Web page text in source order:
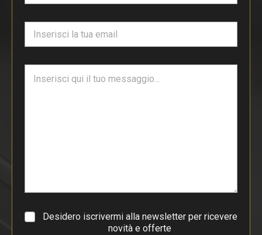
m
a
g
a
f
Desidero iscrivermi alla newsletter per ricevere
novità e offerte